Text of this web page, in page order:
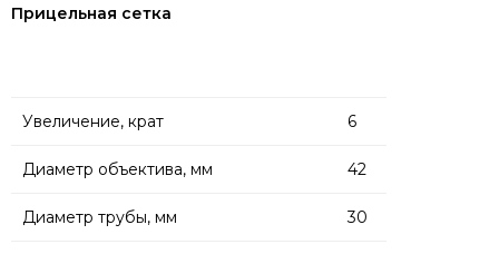
Прицельная сетка
Увеличение, крат 6
Диаметр объектива, мм 42
Диаметр трубы, мм 30